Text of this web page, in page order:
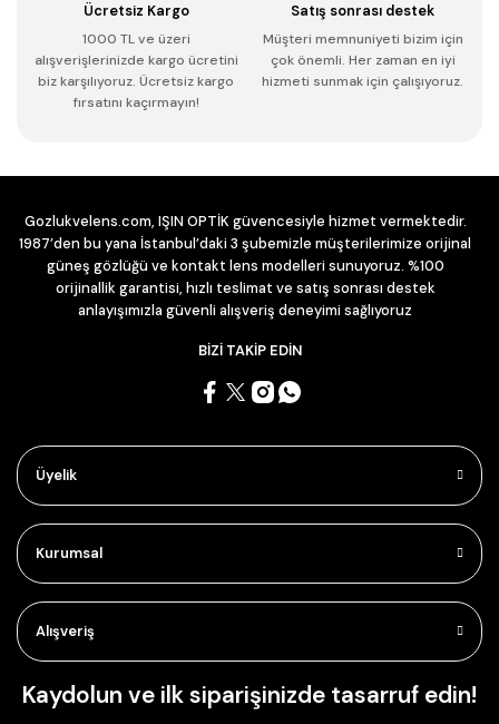
Ücretsiz Kargo
1000 TL ve üzeri
alışverişlerinizde kargo ücretini
biz karşılıyoruz. Ücretsiz kargo
fırsatını kaçırmayın!
Satış sonrası destek
Müşteri memnuniyeti bizim için
çok önemli. Her zaman en iyi
hizmeti sunmak için çalışıyoruz.
Gozlukvelens.com, IŞIN OPTİK güvencesiyle hizmet vermektedir.
1987’den bu yana İstanbul’daki 3 şubemizle müşterilerimize orijinal
güneş gözlüğü ve kontakt lens modelleri sunuyoruz. %100
orijinallik garantisi, hızlı teslimat ve satış sonrası destek
anlayışımızla güvenli alışveriş deneyimi sağlıyoruz
BİZİ TAKİP EDİN
Üyelik
Kurumsal
Alışveriş
Kaydolun ve ilk siparişinizde tasarruf edin!